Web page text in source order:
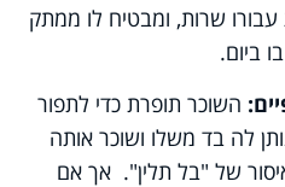
שרות, ומבטיח לו ממתק
ביום.
השוכר תופרת כדי לתפור
לה בד משלו ושוכר אותה
של "בל תלין". אך אם